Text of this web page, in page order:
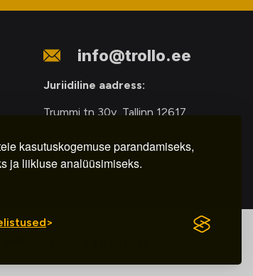
kasutuskogemuse parandamiseks,
ja liikluse analüüsimiseks.
info@trollo.ee
Juriidiline aadress:
Trummi tn 30y, Tallinn 12617
Kauba väljastamine:
E-R – 9.00 – 18.00